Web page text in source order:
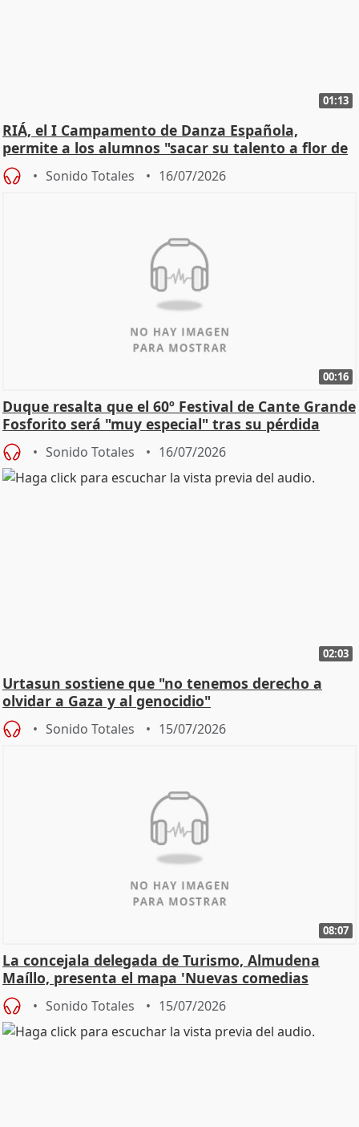
01:13
RIÁ, el I Campamento de Danza Española,
permite a los alumnos "sacar su talento a flor de
piel"
Sonido Totales 16/07/2026
00:16
Duque resalta que el 60º Festival de Cante Grande
Fosforito será "muy especial" tras su pérdida
Sonido Totales 16/07/2026
02:03
Urtasun sostiene que "no tenemos derecho a
olvidar a Gaza y al genocidio"
Sonido Totales 15/07/2026
08:07
La concejala delegada de Turismo, Almudena
Maíllo, presenta el mapa 'Nuevas comedias
madrileñas'
Sonido Totales 15/07/2026